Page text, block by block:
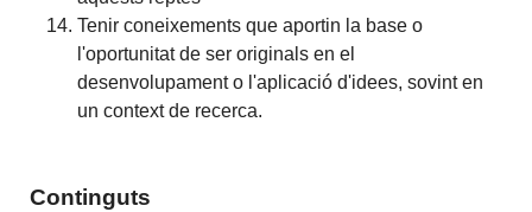
Tenir coneixements que aportin la base o
l'oportunitat de ser originals en el
desenvolupament o l'aplicació d'idees, sovint en
un context de recerca.
Continguts